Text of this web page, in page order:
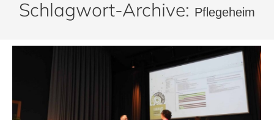
Schlagwort-Archive: Pflegeheim